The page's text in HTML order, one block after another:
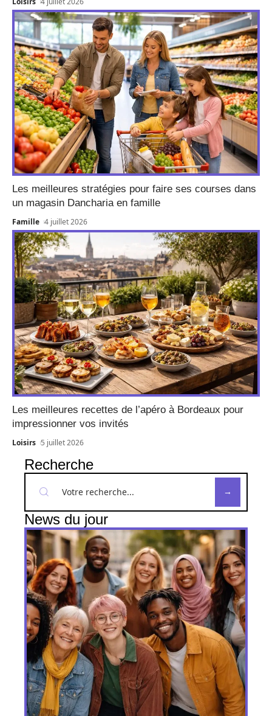
Les meilleures stratégies pour faire ses courses dans
un magasin Dancharia en famille
Famille 4 juillet 2026
Les meilleures recettes de l’apéro à Bordeaux pour
impressionner vos invités
Loisirs 5 juillet 2026
Recherche
News du jour